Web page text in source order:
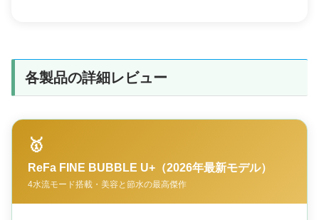
各製品の詳細レビュー
🥇
ReFa FINE BUBBLE U+（2026年最新モデル）
4水流モード搭載・美容と節水の最高傑作